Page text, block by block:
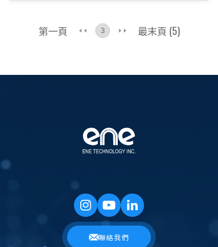
第一頁 最末頁 (5)
聯絡我們